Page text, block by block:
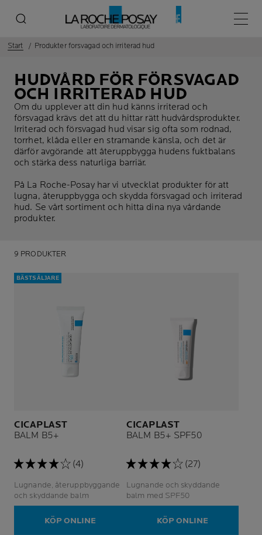
Start Produkter forsvagad och irriterad hud
HUDVÅRD FÖR FÖRSVAGAD
OCH IRRITERAD HUD
Om du upplever att din hud känns irriterad och
försvagad krävs det att du hittar rätt hudvårdsprodukter.
Irriterad och försvagad hud visar sig ofta som rodnad,
torrhet, klåda eller en stramande känsla, och det är
därför avgörande att återuppbygga hudens fuktbalans
och stärka dess naturliga barriär.
På La Roche-Posay har vi utvecklat produkter för att
lugna, återuppbygga och skydda försvagad och irriterad
hud. Se vårt sortiment och hitta dina nya vårdande
produkter.
9 PRODUKTER
BÄSTSÄLJARE
CICAPLAST
BALM B5+
(4)
Lugnande, återuppbyggande
och skyddande balm
KÖP ONLINE
CICAPLAST
BALM B5+ SPF50
(27)
Lugnande och skyddande
balm med SPF50
KÖP ONLINE